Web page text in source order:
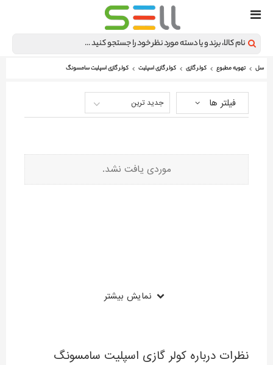
سل تهویه مطبوع کولر گازی کولر گازی اسپلیت کولر گازی اسپلیت سامسونگ
فیلتر ها جدید ترین
موردی یافت نشد.
نمایش بیشتر
نظرات درباره کولر گازی اسپلیت سامسونگ